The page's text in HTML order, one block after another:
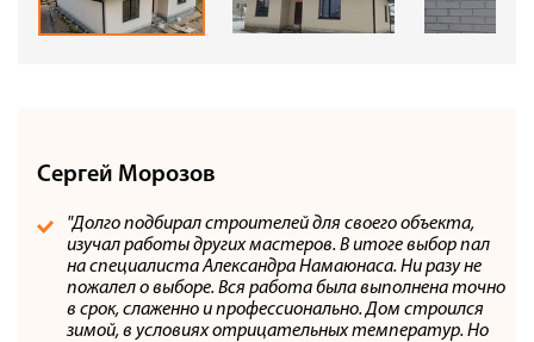
Сергей Морозов
"Долго подбирал строителей для своего объекта,
изучал работы других мастеров. В итоге выбор пал
на специалиста Александра Намаюнаса. Ни разу не
пожалел о выборе. Вся работа была выполнена точно
в срок, слаженно и профессионально. Дом строился
зимой, в условиях отрицательных температур. Но